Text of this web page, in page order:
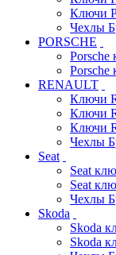
Ключи
Чехлы
PORSCHE
Porsche
Porsche
RENAULT
Ключи
Ключи
Ключи
Чехлы
Seat
Seat
Seat
Чехлы
Skoda
Skoda
Skoda